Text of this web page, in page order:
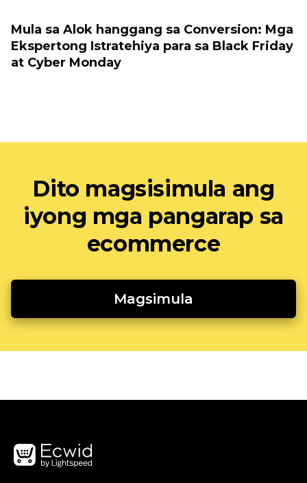
Mula sa Alok hanggang sa Conversion: Mga
Ekspertong Istratehiya para sa Black Friday
at Cyber ​​Monday
Dito magsisimula ang
iyong mga pangarap sa
ecommerce
Magsimula